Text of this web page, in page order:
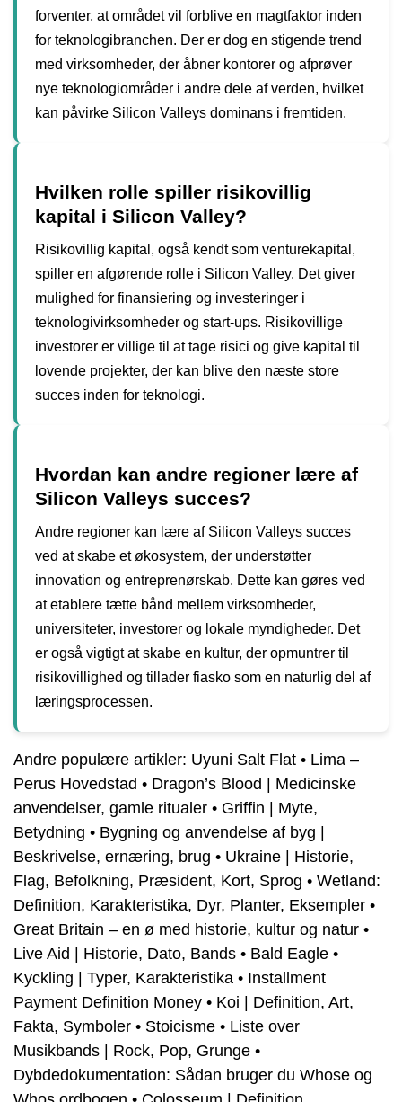
forventer, at området vil forblive en magtfaktor inden
for teknologibranchen. Der er dog en stigende trend
med virksomheder, der åbner kontorer og afprøver
nye teknologiområder i andre dele af verden, hvilket
kan påvirke Silicon Valleys dominans i fremtiden.
Hvilken rolle spiller risikovillig
kapital i Silicon Valley?
Risikovillig kapital, også kendt som venturekapital,
spiller en afgørende rolle i Silicon Valley. Det giver
mulighed for finansiering og investeringer i
teknologivirksomheder og start-ups. Risikovillige
investorer er villige til at tage risici og give kapital til
lovende projekter, der kan blive den næste store
succes inden for teknologi.
Hvordan kan andre regioner lære af
Silicon Valleys succes?
Andre regioner kan lære af Silicon Valleys succes
ved at skabe et økosystem, der understøtter
innovation og entreprenørskab. Dette kan gøres ved
at etablere tætte bånd mellem virksomheder,
universiteter, investorer og lokale myndigheder. Det
er også vigtigt at skabe en kultur, der opmuntrer til
risikovillighed og tillader fiasko som en naturlig del af
læringsprocessen.
Andre populære artikler: Uyuni Salt Flat • Lima –
Perus Hovedstad • Dragon’s Blood | Medicinske
anvendelser, gamle ritualer • Griffin | Myte,
Betydning • Bygning og anvendelse af byg |
Beskrivelse, ernæring, brug • Ukraine | Historie,
Flag, Befolkning, Præsident, Kort, Sprog • Wetland:
Definition, Karakteristika, Dyr, Planter, Eksempler •
Great Britain – en ø med historie, kultur og natur •
Live Aid | Historie, Dato, Bands • Bald Eagle •
Kyckling | Typer, Karakteristika • Installment
Payment Definition Money • Koi | Definition, Art,
Fakta, Symboler • Stoicisme • Liste over
Musikbands | Rock, Pop, Grunge •
Dybdedokumentation: Sådan bruger du Whose og